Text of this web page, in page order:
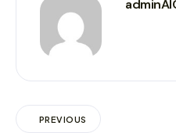
PREVIOUS